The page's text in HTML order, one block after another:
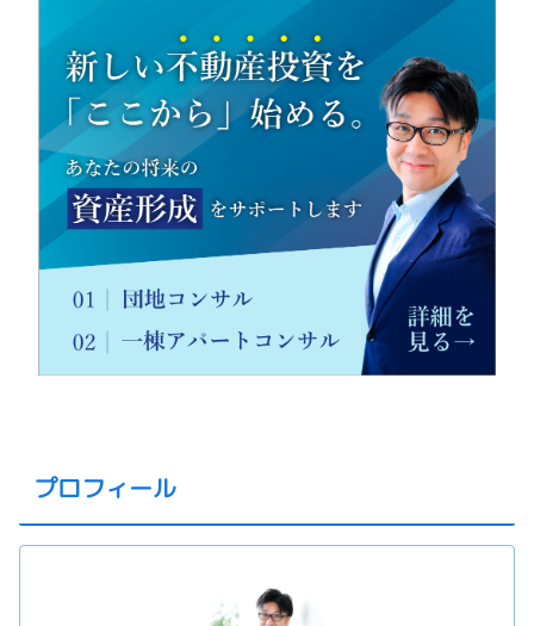
プロフィール